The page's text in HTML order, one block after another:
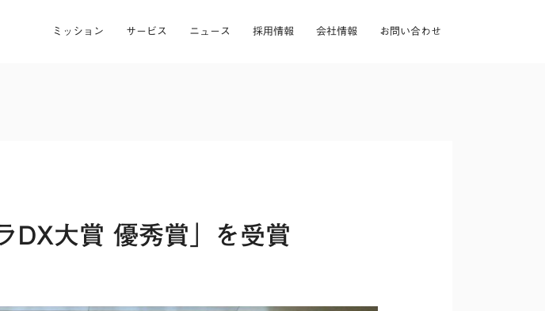
ミッション サービス ニュース 採用情報 会社情報 お問い合わせ
DX大賞 優秀賞」を受賞